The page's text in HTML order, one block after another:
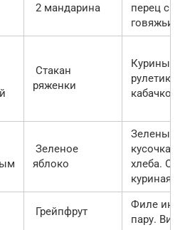
2 мандарина
перец с
Стакан
ряженки
Куриные
рулетики.
Зеленое
яблоко
Зеленый
кусочка
хлеба.
куриная
Грейпфрут
Филе
пару.